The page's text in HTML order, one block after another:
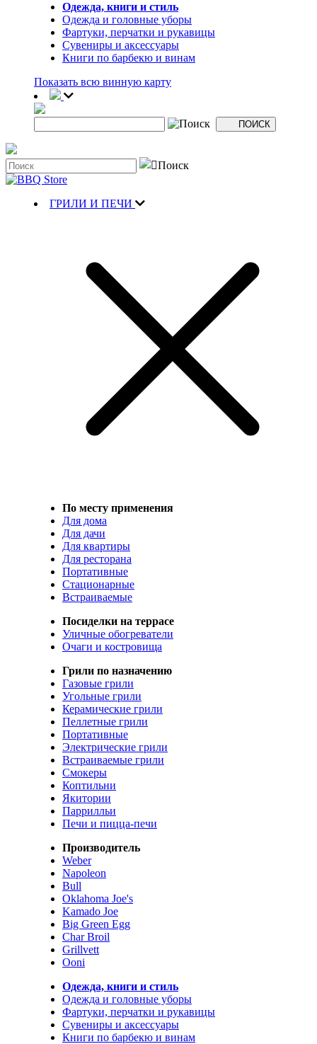
Одежда, книги и стиль
Одежда и головные уборы
Фартуки, перчатки и рукавицы
Сувениры и аксессуары
Книги по барбекю и винам
Показать всю винную карту
ГРИЛИ И ПЕЧИ
По месту применения
Для дома
Для дачи
Для квартиры
Для ресторана
Портативные
Стационарные
Встраиваемые
Посиделки на террасе
Уличные обогреватели
Очаги и костровища
Грили по назначению
Газовые грили
Угольные грили
Керамические грили
Пеллетные грили
Портативные
Электрические грили
Встраиваемые грили
Смокеры
Коптильни
Якитории
Паррилльи
Печи и пицца-печи
Производитель
Weber
Napoleon
Bull
Oklahoma Joe's
Kamado Joe
Big Green Egg
Char Broil
Grillvett
Ooni
Одежда, книги и стиль
Одежда и головные уборы
Фартуки, перчатки и рукавицы
Сувениры и аксессуары
Книги по барбекю и винам